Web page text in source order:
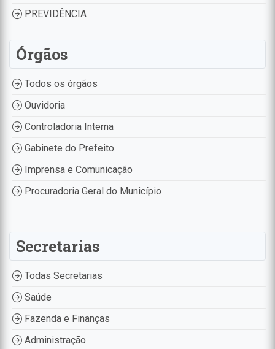
PREVIDÊNCIA
Órgãos
Todos os órgãos
Ouvidoria
Controladoria Interna
Gabinete do Prefeito
Imprensa e Comunicação
Procuradoria Geral do Município
Secretarias
Todas Secretarias
Saúde
Fazenda e Finanças
Administração